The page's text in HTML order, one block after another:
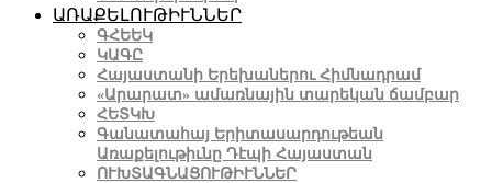
ԱՌԱՔԵԼՈՒԹԻՒՆՆԵՐ
ԳՀԵԵԿ
ԿԱԳԸ
Հայաստանի Երեխաներու Հիմնադրամ
«Արարատ» ամառնային տարեկան ճամբար
ՀԵՏԿԽ
Գանատահայ Երիտասարդութեան
Առաքելութիւնը Դէպի Հայաստան
ՈՒԽՏԱԳՆԱՑՈՒԹԻՒՆՆԵՐ